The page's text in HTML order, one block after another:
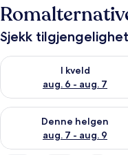
Sjekk
I kveld
aug. 6 - aug. 7
Sjekk tilgjengelighet for i
Denne helgen
aug. 7 - aug. 9
Sjekk tilgjengelighet for